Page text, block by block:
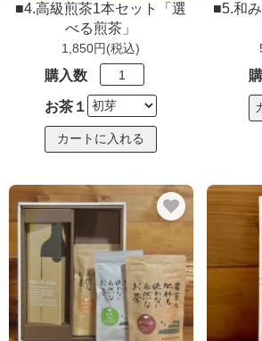
■4.高級煎茶1本セット「選
べる煎茶」
1,850円(税込)
購入数
お茶１
■5.和